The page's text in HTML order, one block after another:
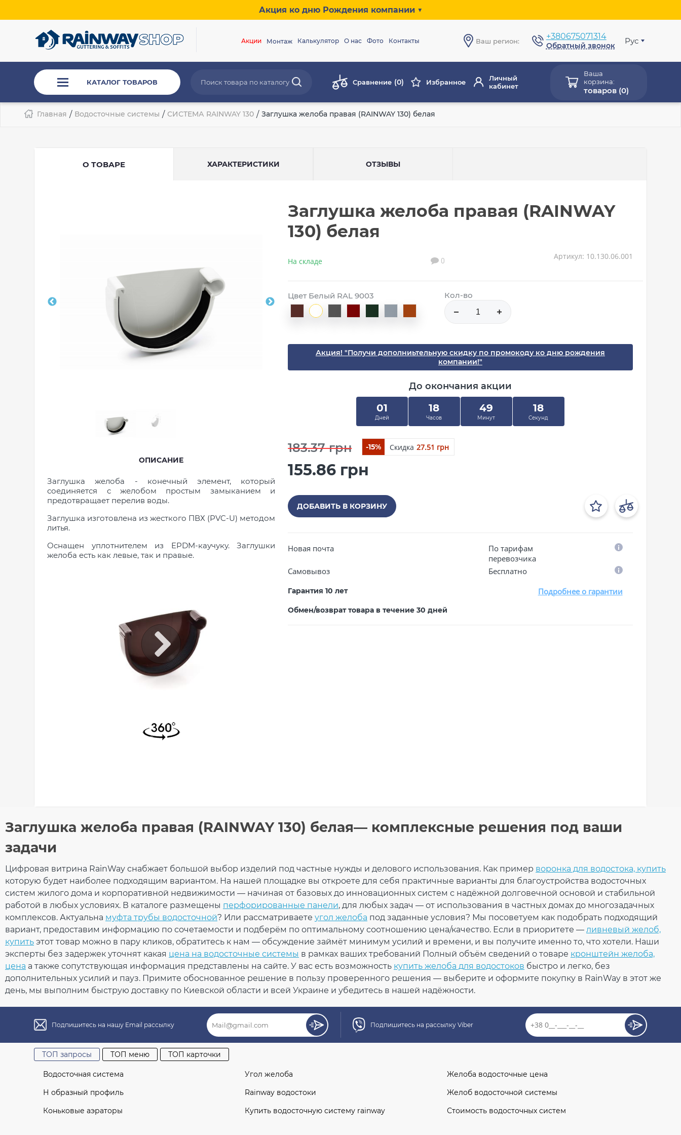
Акция ко дню Рождения компании ▼
Акции Монтаж Калькулятор О нас Фото Контакты Ваш регион: +380675071314
Обратный звонок Рус
КАТАЛОГ ТОВАРОВ Сравнение (0) Избранное
Личный
кабинет
Ваша
корзина:
товаров (0)
Главная / Водосточные системы / СИСТЕМА RAINWAY 130 / Заглушка желоба правая (RAINWAY 130) белая
О ТОВАРЕ ХАРАКТЕРИСТИКИ ОТЗЫВЫ
ОПИСАНИЕ
Заглушка желоба - конечный элемент, который
соединяется с желобом простым замыканием и
предотвращает перелив воды.
Заглушка изготовлена из жесткого ПВХ (PVC-U) методом
литья.
Оснащен уплотнителем из EPDM-каучуку. Заглушки
желоба есть как левые, так и правые.
Заглушка желоба правая (RAINWAY
130) белая
На складе 0 Артикул: 10.130.06.001
Цвет Белый RAL 9003 Кол-во
Акция! "Получи дополниьтельную скидку по промокоду ко дню рождения
компании!"
До окончания акции
01
Дней
18
Часов
49
Минут
18
Секунд
183.37 грн -15% Скидка 27.51 грн
155.86 грн
ДОБАВИТЬ В КОРЗИНУ
Новая почта
По тарифам
перевозчика
Самовывоз
Бесплатно
Гарантия 10 лет
Обмен/возврат товара в течение 30 дней
Подробнее о гарантии
Общие характеристики
Тип системы
130/100 мм
Размеры
Длина
155 мм
Вес
0,088 кг
Габариты
33 × 155 × 108 мм
Количество в упаковке
100 шт
Дополнительные характеристики
Температура использования
от - 40°С / до + 60°С
Температура для монтажа
от + 5°С
Устойчивость к УФ-излучению
Устойчивый
Гарантия
10 лет
Европейский стандарт
EN 607:2004
Сертификат соответствия
Сертифицирован
Оставьте свой отзыв
Ваше имя
Ваш отзыв
ОТПРАВИТЬ
правая (RAINWAY 130)
белая
На складе
Кол-во
183.37
грн
-15% Скидка 27.51
грн
КУПИТЬ
Нет отзывов об этом товаре.
Заглушка желоба правая (RAINWAY 130) белая— комплексные решения под ваши
задачи
Цифровая витрина RainWay снабжает большой выбор изделий под частные нужды и делового использования. Как пример воронка для водостока, купить
которую будет наиболее подходящим вариантом. На нашей площадке вы откроете для себя практичные варианты для благоустройства водосточных
систем жилого дома и корпоративной недвижимости — начиная от базовых до инновационных систем с надёжной долговечной основой и стабильной
работой в любых условиях. В каталоге размещены перфорированные панели, для любых задач — от использования в частных домах до многозадачных
комплексов. Актуальна муфта трубы водосточной? Или рассматриваете угол желоба под заданные условия? Мы посоветуем как подобрать подходящий
вариант, предоставим информацию по сочетаемости и подберём по оптимальному соотношению цена/качество. Если в приоритете — ливневый желоб,
купить этот товар можно в пару кликов, обратитесь к нам — обсуждение займёт минимум усилий и времени, и вы получите именно то, что хотели. Наши
эксперты без задержек уточнят какая цена на водосточные системы в рамках ваших требований Полный объём сведений о товаре кронштейн желоба,
цена а также сопутствующая информация представлены на сайте. У вас есть возможность купить желоба для водостоков быстро и легко, без
дополнительных усилий и пауз. Примите обоснованное решение в пользу проверенного решения — выберите и оформите покупку в RainWay в этот же
день, мы выполним быструю доставку по Киевской области и всей Украине и убедитесь в нашей надёжности.
Подпишитесь на нашу Email рассылку Подпишитесь на рассылку Viber
ТОП запросы ТОП меню ТОП карточки
Водосточная система
Н образный профиль
Коньковые аэраторы
Угол желоба
Rainway водостоки
Купить водосточную систему rainway
Желоба водосточные цена
Желоб водосточной системы
Стоимость водосточных систем